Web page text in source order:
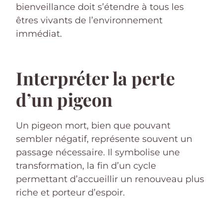
bienveillance doit s’étendre à tous les
êtres vivants de l’environnement
immédiat.
Interpréter la perte
d’un pigeon
Un pigeon mort, bien que pouvant
sembler négatif, représente souvent un
passage nécessaire. Il symbolise une
transformation, la fin d’un cycle
permettant d’accueillir un renouveau plus
riche et porteur d’espoir.